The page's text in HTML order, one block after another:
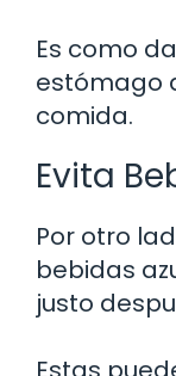
Es como
estómago
comida.
Evita
Por otro
bebidas
justo